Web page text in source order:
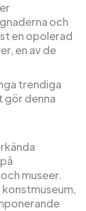
och
en opolerad
en av de
trendiga
gör denna
museer.